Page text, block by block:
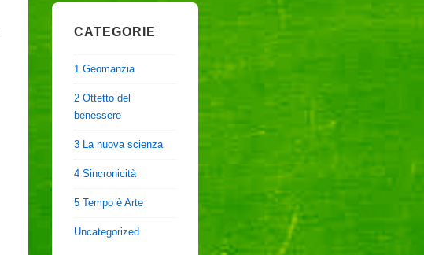
CATEGORIE
1 Geomanzia
2 Ottetto del
benessere
3 La nuova scienza
4 Sincronicità
5 Tempo è Arte
Uncategorized